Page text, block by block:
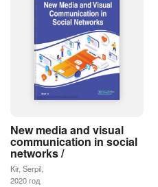
New media and visual
communication in social
networks /
Kir, Serpil,
2020 год